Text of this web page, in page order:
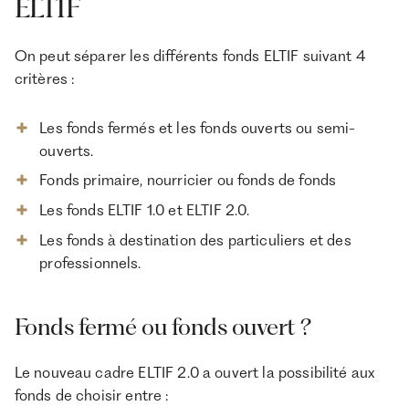
ELTIF
On peut séparer les différents fonds ELTIF suivant 4
critères :
Les fonds fermés et les fonds ouverts ou semi-
ouverts.
Fonds primaire, nourricier ou fonds de fonds
Les fonds ELTIF 1.0 et ELTIF 2.0.
Les fonds à destination des particuliers et des
professionnels.
Fonds fermé ou fonds ouvert ?
Le nouveau cadre ELTIF 2.0 a ouvert la possibilité aux
fonds de choisir entre :